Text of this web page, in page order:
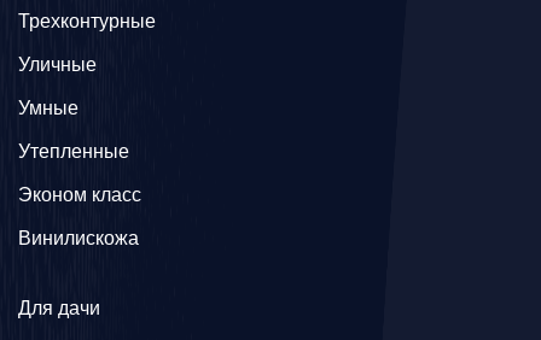
Трехконтурные
Уличные
Умные
Утепленные
Эконом класс
Винилискожа
Для дачи